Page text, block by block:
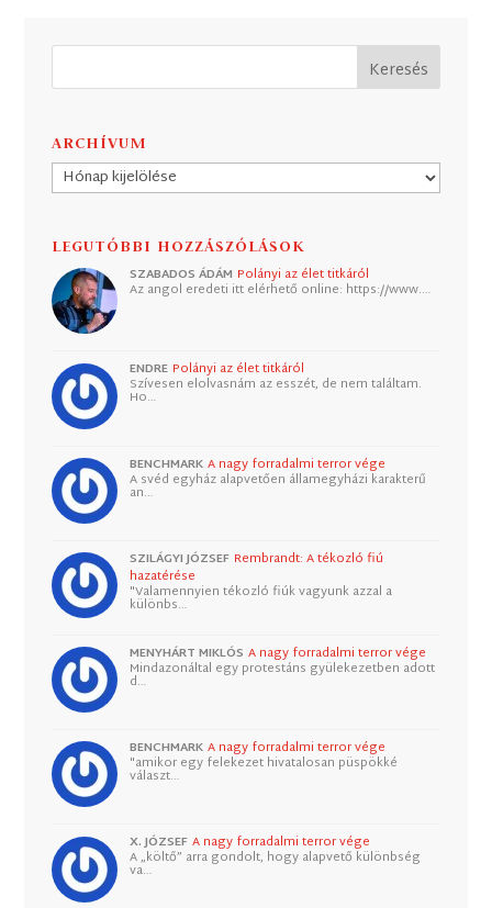
ARCHÍVUM
Archívum
LEGUTÓBBI HOZZÁSZÓLÁSOK
SZABADOS ÁDÁM Polányi az élet titkáról
Az angol eredeti itt elérhető online: https://www.…
ENDRE Polányi az élet titkáról
Szívesen elolvasnám az esszét, de nem találtam.
Ho…
BENCHMARK A nagy forradalmi terror vége
A svéd egyház alapvetően államegyházi karakterű
an…
SZILÁGYI JÓZSEF Rembrandt: A tékozló fiú
hazatérése
"Valamennyien tékozló fiúk vagyunk azzal a
különbs…
MENYHÁRT MIKLÓS A nagy forradalmi terror vége
Mindazonáltal egy protestáns gyülekezetben adott
d…
BENCHMARK A nagy forradalmi terror vége
"amikor egy felekezet hivatalosan püspökké
választ…
X. JÓZSEF A nagy forradalmi terror vége
A „költő” arra gondolt, hogy alapvető különbség
va…